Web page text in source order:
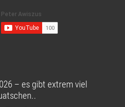
– es gibt extrem viel